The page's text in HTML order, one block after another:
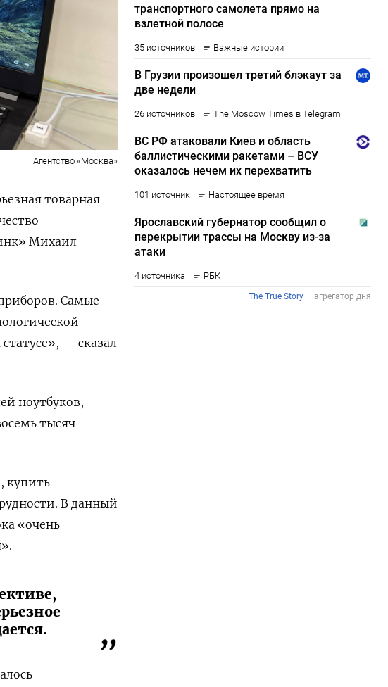
Агентство «Москва»
товарная
Михаил
Самые
— сказал
ноутбуков,
тысяч
купить
В данный
«очень